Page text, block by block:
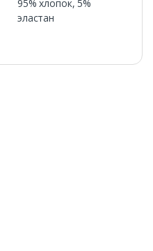
95% хлопок, 5%
эластан